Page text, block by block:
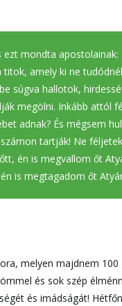
ezt mondta
amely ki ne
súgva hallotok,
megölni. Inkább attól
adnak? És mégsem
tartják! Ne
én is megvallom őt
is megtagadom őt
melyen majdnem
és sok szép
és imádságát!